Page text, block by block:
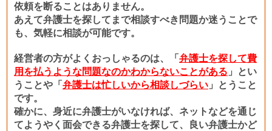
依頼を断ることはありません。
あえて弁護士を探してまで相談すべき問題か迷うことで
も、気軽に相談が可能です。
経営者の方がよくおっしゃるのは、「弁護士を探して費
用を払うような問題なのかわからないことがある 」とい
うことや「弁護士は忙しいから相談しづらい 」とうこと
です。
確かに、身近に弁護士がいなければ、ネットなどを通じ
てようやく面会できる弁護士を探して、良い弁護士かど